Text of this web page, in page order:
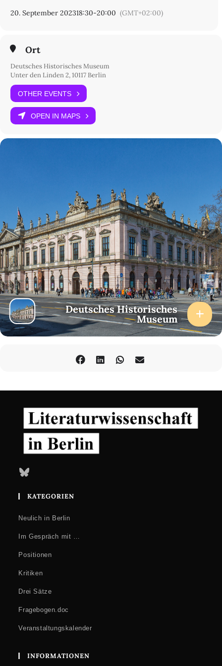
20. September 202318:30-20:00 (GMT+02:00)
Ort
Deutsches Historisches Museum
Unter den Linden 2, 10117 Berlin
OTHER EVENTS
OPEN IN MAPS
Deutsches Historisches
Museum
Bluesky
KATEGORIEN
Neulich in Berlin
Im Gespräch mit …
Positionen
Kritiken
Drei Sätze
Fragebogen.doc
Veranstaltungskalender
INFORMATIONEN